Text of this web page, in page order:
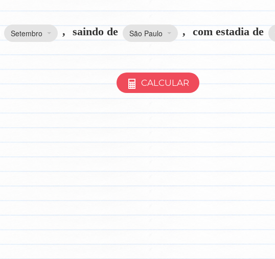
Setembro , saindo de São Paulo , com estadia de
CALCULAR